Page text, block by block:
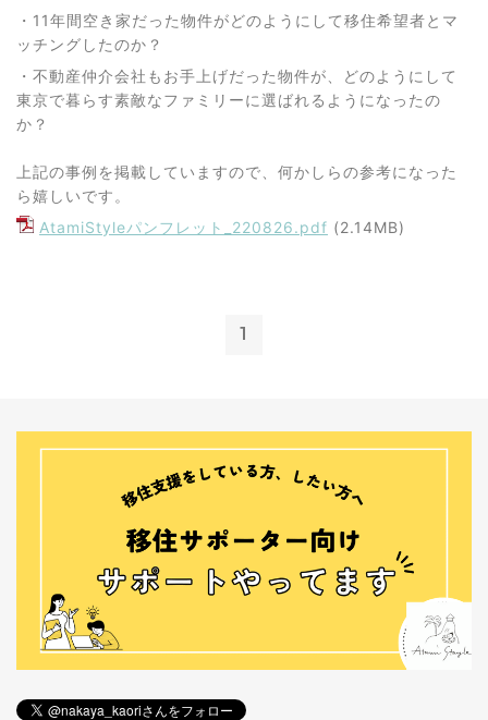
・11年間空き家だった物件がどのようにして移住希望者とマ
ッチングしたのか？
・不動産仲介会社もお手上げだった物件が、どのようにして
東京で暮らす素敵なファミリーに選ばれるようになったの
か？
上記の事例を掲載していますので、何かしらの参考になった
ら嬉しいです。
AtamiStyleパンフレット_220826.pdf (2.14MB)
1